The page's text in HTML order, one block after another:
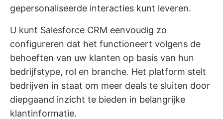
gepersonaliseerde interacties kunt leveren.
U kunt Salesforce CRM eenvoudig zo
configureren dat het functioneert volgens de
behoeften van uw klanten op basis van hun
bedrijfstype, rol en branche. Het platform stelt
bedrijven in staat om meer deals te sluiten door
diepgaand inzicht te bieden in belangrijke
klantinformatie.